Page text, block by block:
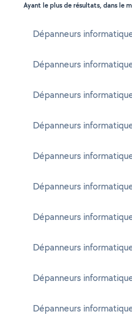
Ayant le plus de résultats, dans le
Dépanneurs
Dépanneurs
Dépanneurs
Dépanneurs
Dépanneurs
Dépanneurs
Dépanneurs
Dépanneurs
Dépanneurs
Dépanneurs